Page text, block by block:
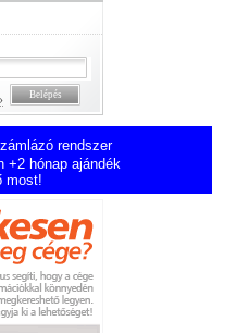
rendszer
+2 hónap ajándék
most!